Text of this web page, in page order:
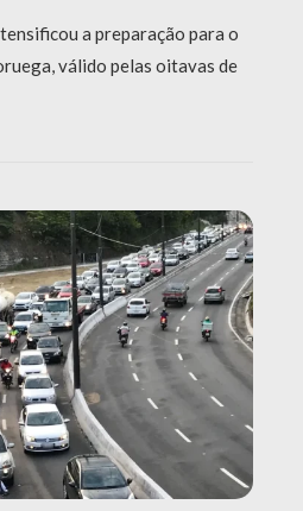
a preparação para o
válido pelas oitavas de